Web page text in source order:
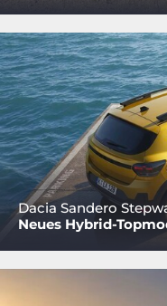
Dacia Sandero
Neues Hybrid-